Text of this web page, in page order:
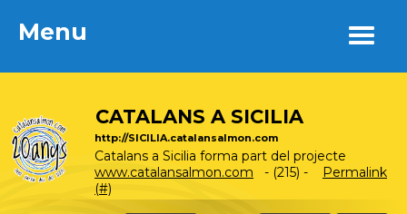
Menu
CATALANS A SICILIA
http://SICILIA.catalansalmon.com
Catalans a Sicilia forma part del projecte
www.catalansalmon.com - (215) - Permalink
(#)
Menu